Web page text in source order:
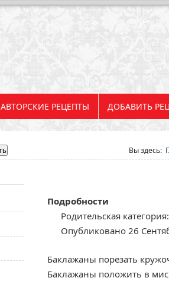
АВТОРСКИЕ РЕЦЕПТЫ ДОБАВИТЬ
Вы здесь:
Подробности
Родительская категория:
Опубликовано 26
Баклажаны порезать
Баклажаны положить в